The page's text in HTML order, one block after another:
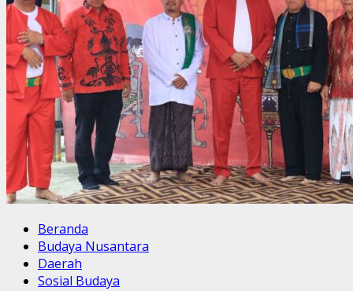
Beranda
Budaya Nusantara
Daerah
Sosial Budaya